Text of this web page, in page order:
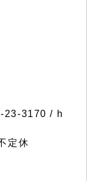
23-3170 / h
定休